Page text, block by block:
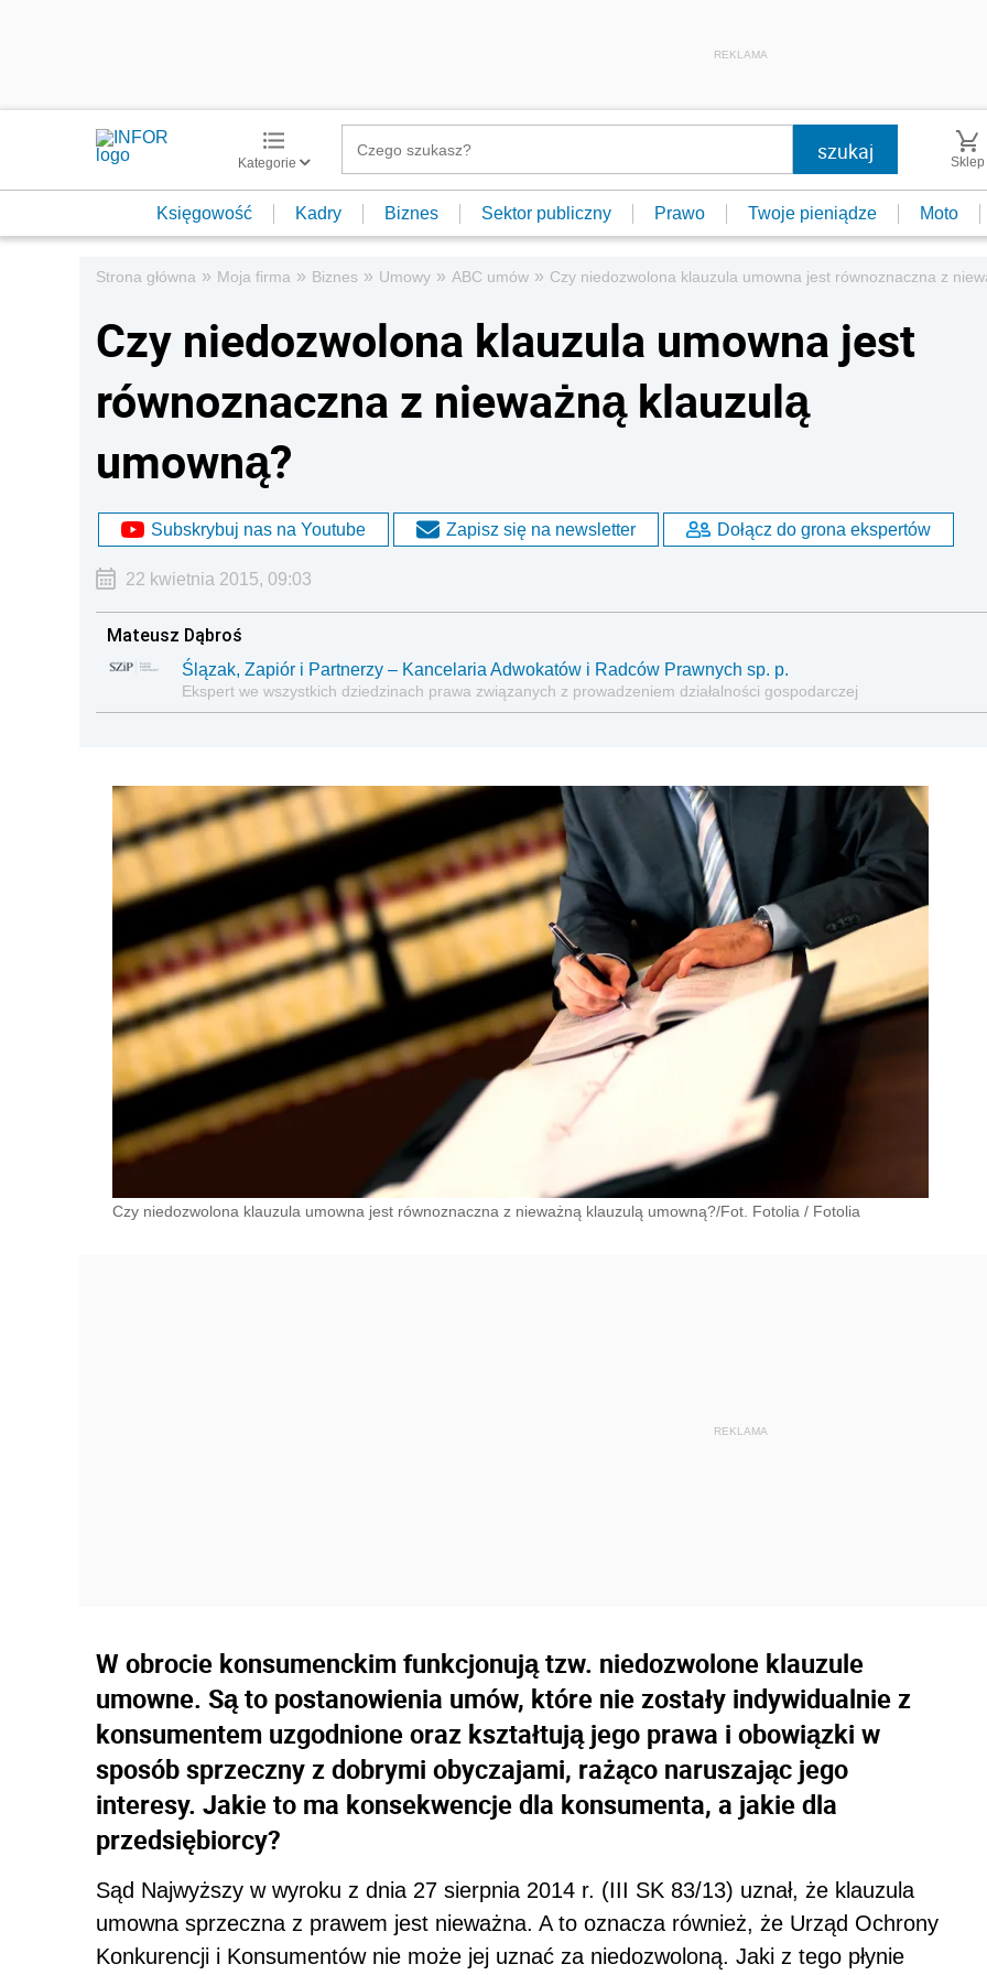
REKLAMA
Kategorie Sklep
Księgowość Kadry Biznes Sektor publiczny Prawo Twoje pieniądze Moto
Strona główna » Moja firma » Biznes » Umowy » ABC umów » Czy niedozwolona klauzula umowna jest równoznaczna z
Czy niedozwolona klauzula umowna jest
równoznaczna z nieważną klauzulą
umowną?
Subskrybuj nas na Youtube Zapisz się na newsletter Dołącz do grona ekspertów
22 kwietnia 2015, 09:03
Mateusz Dąbroś
Ślązak, Zapiór i Partnerzy – Kancelaria Adwokatów i Radców Prawnych sp. p.
Ekspert we wszystkich dziedzinach prawa związanych z prowadzeniem działalności gospodarczej
Czy niedozwolona klauzula umowna jest równoznaczna z nieważną klauzulą umowną?/Fot. Fotolia / Fotolia
W obrocie konsumenckim funkcjonują tzw. niedozwolone klauzule
umowne. Są to postanowienia umów, które nie zostały indywidualnie z
konsumentem uzgodnione oraz kształtują jego prawa i obowiązki w
sposób sprzeczny z dobrymi obyczajami, rażąco naruszając jego
interesy. Jakie to ma konsekwencje dla konsumenta, a jakie dla
przedsiębiorcy?
Sąd Najwyższy w wyroku z dnia 27 sierpnia 2014 r. (III SK 83/13) uznał, że klauzula
umowna sprzeczna z prawem jest nieważna. A to oznacza również, że Urząd Ochrony
Konkurencji i Konsumentów nie może jej uznać za niedozwoloną. Jaki z tego płynie